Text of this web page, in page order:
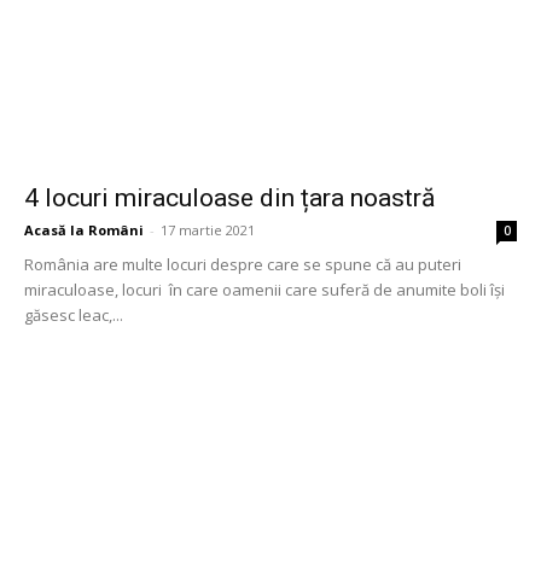
4 locuri miraculoase din țara noastră
Acasă la Români - 17 martie 2021 0
România are multe locuri despre care se spune că au puteri
miraculoase, locuri în care oamenii care suferă de anumite boli își
găsesc leac,...